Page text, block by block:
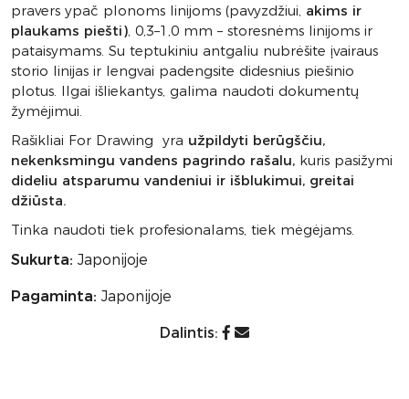
pravers ypač plonoms linijoms (pavyzdžiui, akims ir
plaukams piešti), 0,3–1,0 mm – storesnėms linijoms ir
pataisymams. Su teptukiniu antgaliu nubrėšite įvairaus
storio linijas ir lengvai padengsite didesnius piešinio
plotus. Ilgai išliekantys, galima naudoti dokumentų
žymėjimui.
Rašikliai For Drawing yra užpildyti berūgščiu,
nekenksmingu vandens pagrindo rašalu, kuris pasižymi
dideliu atsparumu vandeniui ir išblukimui, greitai
džiūsta.
Tinka naudoti tiek profesionalams, tiek mėgėjams.
Sukurta: Japonijoje
Pagaminta: Japonijoje
Dalintis: